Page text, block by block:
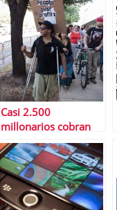
aÃ±o despuÃ©s de
que lo hicera S&P
Casi 2.500
millonarios cobran
seguro de desempleo
en EEUU